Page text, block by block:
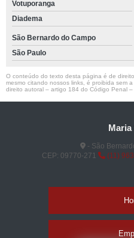
Votuporanga
Diadema
São Bernardo do Campo
São Paulo
O conteúdo do texto desta página é de
mesmo citando nossos links, é proibida sem
direito autoral – artigo 184 do Código Penal –
Maria
- São
CEP: 09770-271
(11)